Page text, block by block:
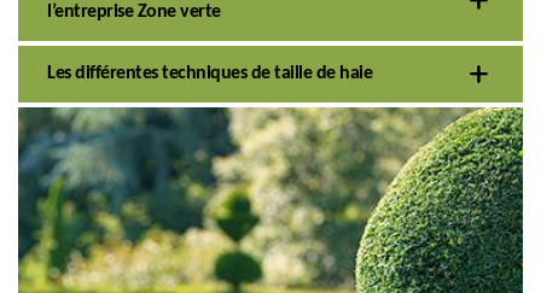
l’entreprise Zone verte
Les différentes techniques de taille de haie